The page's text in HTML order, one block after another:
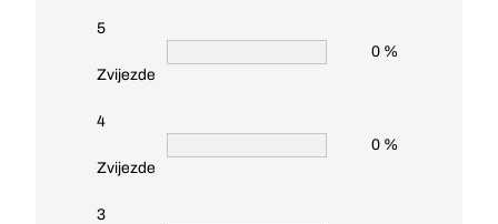
5
Zvijezde
0 %
4
Zvijezde
0 %
3